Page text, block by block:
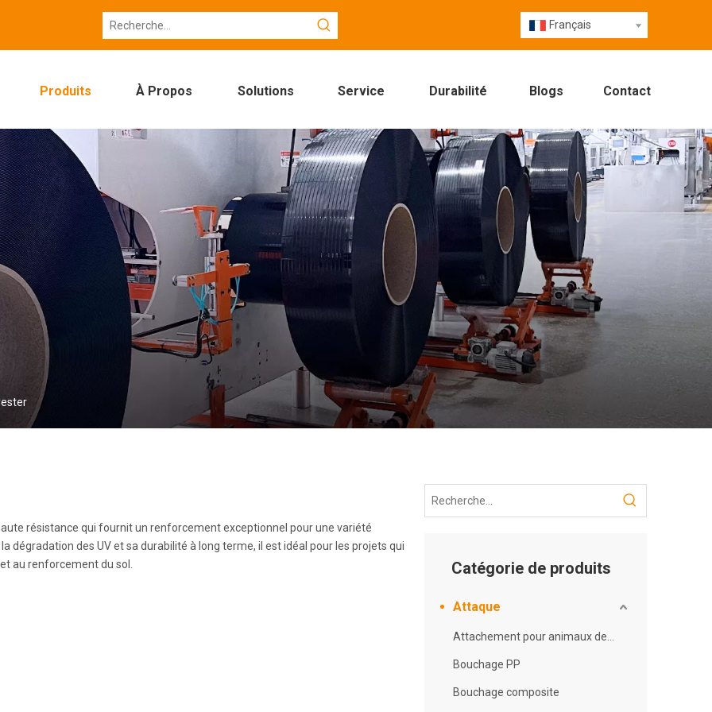
Français
Produits À Propos Solutions Service Durabilité Blogs Contact
résistance qui fournit un renforcement exceptionnel pour une variété
dégradation des UV et sa durabilité à long terme, il est idéal pour les projets qui
au renforcement du sol.
Catégorie de produits
Attaque
Bouchage PP
Bouchage composite